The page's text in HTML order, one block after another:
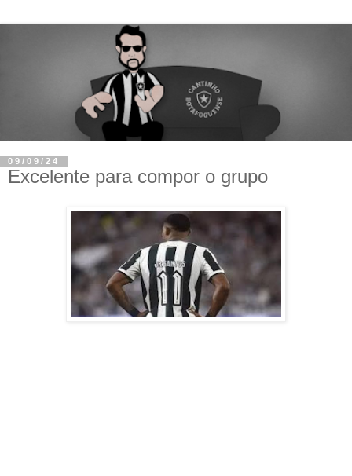
09/09/24
Excelente para compor o grupo